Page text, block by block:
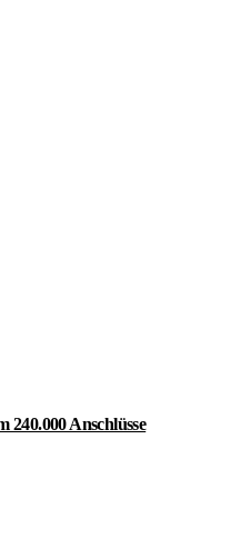
240.000 Anschlüsse